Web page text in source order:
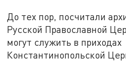
До тех пор, посчитали
Русской Православной
могут служить в приходах
Константинопольской